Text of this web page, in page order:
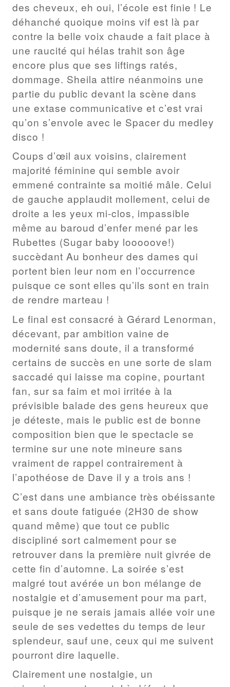
des cheveux, eh oui, l’école est finie ! Le
déhanché quoique moins vif est là par
contre la belle voix chaude a fait place à
une raucité qui hélas trahit son âge
encore plus que ses liftings ratés,
dommage. Sheila attire néanmoins une
partie du public devant la scène dans
une extase communicative et c’est vrai
qu’on s’envole avec le Spacer du medley
disco !
Coups d’œil aux voisins, clairement
majorité féminine qui semble avoir
emmené contrainte sa moitié mâle. Celui
de gauche applaudit mollement, celui de
droite a les yeux mi-clos, impassible
même au baroud d’enfer mené par les
Rubettes (Sugar baby looooove!)
succèdant Au bonheur des dames qui
portent bien leur nom en l’occurrence
puisque ce sont elles qu’ils sont en train
de rendre marteau !
Le final est consacré à Gérard Lenorman,
décevant, par ambition vaine de
modernité sans doute, il a transformé
certains de succès en une sorte de slam
saccadé qui laisse ma copine, pourtant
fan, sur sa faim et moi irritée à la
prévisible balade des gens heureux que
je déteste, mais le public est de bonne
composition bien que le spectacle se
termine sur une note mineure sans
vraiment de rappel contrairement à
l’apothéose de Dave il y a trois ans !
C’est dans une ambiance très obéissante
et sans doute fatiguée (2H30 de show
quand même) que tout ce public
discipliné sort calmement pour se
retrouver dans la première nuit givrée de
cette fin d’automne. La soirée s’est
malgré tout avérée un bon mélange de
nostalgie et d’amusement pour ma part,
puisque je ne serais jamais allée voir une
seule de ses vedettes du temps de leur
splendeur, sauf une, ceux qui me suivent
pourront dire laquelle.
Clairement une nostalgie, un